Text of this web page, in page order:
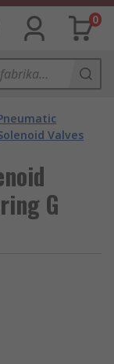
0
Valves
G